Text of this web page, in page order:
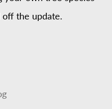
the update.